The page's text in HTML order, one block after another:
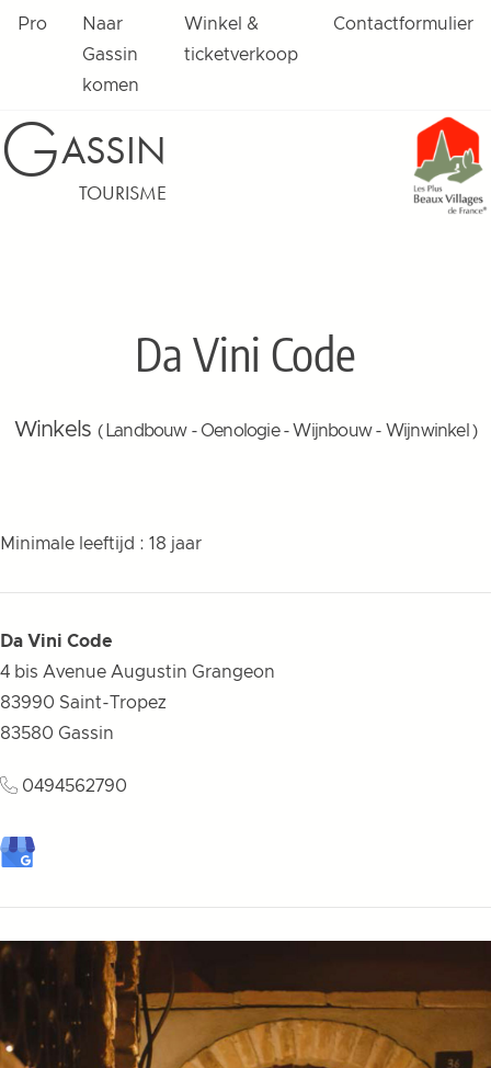
Pro
Naar
Gassin
komen
Winkel &
ticketverkoop
Contactformulier
GASSIN
TOURISME
Da Vini Code
Winkels ( Landbouw - Oenologie - Wijnbouw - Wijnwinkel )
Minimale leeftijd : 18 jaar
Da Vini Code
4 bis Avenue Augustin Grangeon
83990 Saint-Tropez
83580 Gassin
0494562790